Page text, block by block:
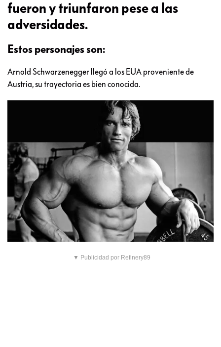
fueron y triunfaron pese a las
adversidades.
Estos personajes son:
Arnold Schwarzenegger llegó a los EUA proveniente de
Austria, su trayectoria es bien conocida.
▼ Publicidad por Refinery89